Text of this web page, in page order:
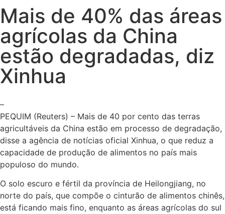
Mais de 40% das áreas
agrícolas da China
estão degradadas, diz
Xinhua
–
PEQUIM (Reuters) – Mais de 40 por cento das terras
agricultáveis da China estão em processo de degradação,
disse a agência de notícias oficial Xinhua, o que reduz a
capacidade de produção de alimentos no país mais
populoso do mundo.
O solo escuro e fértil da província de Heilongjiang, no
norte do país, que compõe o cinturão de alimentos chinês,
está ficando mais fino, enquanto as áreas agrícolas do sul